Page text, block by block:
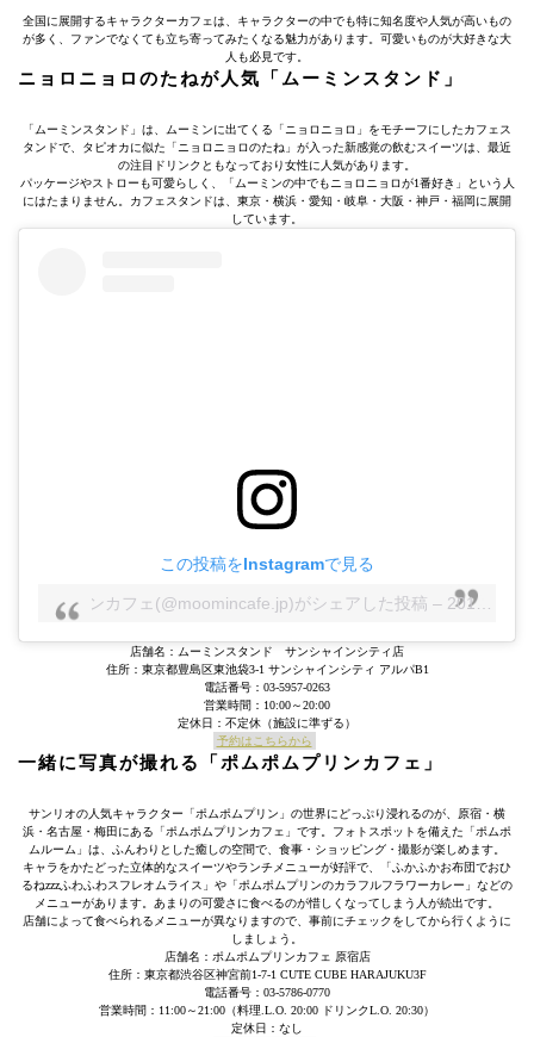
全国に展開するキャラクターカフェは、キャラクターの中でも特に知名度や人気が高いもの
が多く、ファンでなくても立ち寄ってみたくなる魅力があります。可愛いものが大好きな大
人も必見です。
ニョロニョロのたねが人気「ムーミンスタンド」
「ムーミンスタンド」は、ムーミンに出てくる「ニョロニョロ」をモチーフにしたカフェス
タンドで、タピオカに似た「ニョロニョロのたね」が入った新感覚の飲むスイーツは、最近
の注目ドリンクともなっており女性に人気があります。
パッケージやストローも可愛らしく、「ムーミンの中でもニョロニョロが1番好き」という人
にはたまりません。カフェスタンドは、東京・横浜・愛知・岐阜・大阪・神戸・福岡に展開
しています。
この投稿をInstagramで見る
ムーミンカフェ(@moomincafe.jp)がシェアした投稿 – 2019年10月月8日午後4時26分PDT
店舗名：ムーミンスタンド サンシャインシティ店
住所：東京都豊島区東池袋3-1 サンシャインシティ アルパB1
電話番号：03-5957-0263
営業時間：10:00～20:00
定休日：不定休（施設に準ずる）
予約はこちらから
一緒に写真が撮れる「ポムポムプリンカフェ」
サンリオの人気キャラクター「ポムポムプリン」の世界にどっぷり浸れるのが、原宿・横
浜・名古屋・梅田にある「ポムポムプリンカフェ」です。フォトスポットを備えた「ポムポ
ムルーム」は、ふんわりとした癒しの空間で、食事・ショッピング・撮影が楽しめます。
キャラをかたどった立体的なスイーツやランチメニューが好評で、「ふかふかお布団でおひ
るねzzzふわふわスフレオムライス」や「ポムポムプリンのカラフルフラワーカレー」などの
メニューがあります。あまりの可愛さに食べるのが惜しくなってしまう人が続出です。
店舗によって食べられるメニューが異なりますので、事前にチェックをしてから行くように
しましょう。
店舗名：ポムポムプリンカフェ 原宿店
住所：東京都渋谷区神宮前1-7-1 CUTE CUBE HARAJUKU3F
電話番号：03-5786-0770
営業時間：11:00～21:00（料理.L.O. 20:00 ドリンクL.O. 20:30）
定休日：なし